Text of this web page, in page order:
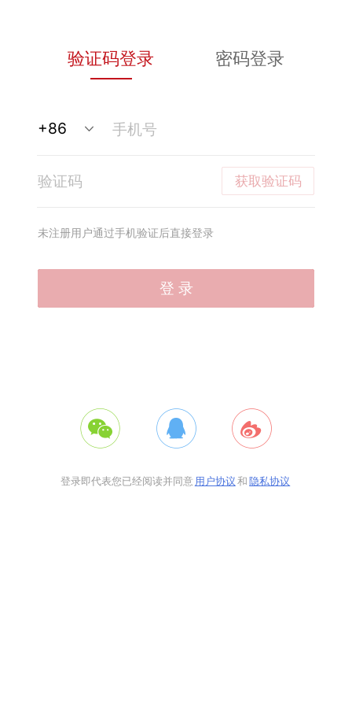
验证码登录 密码登录
获取验证码
未注册用户通过手机验证后直接登录
登 录
登录即代表您已经阅读并同意用户协议和隐私协议